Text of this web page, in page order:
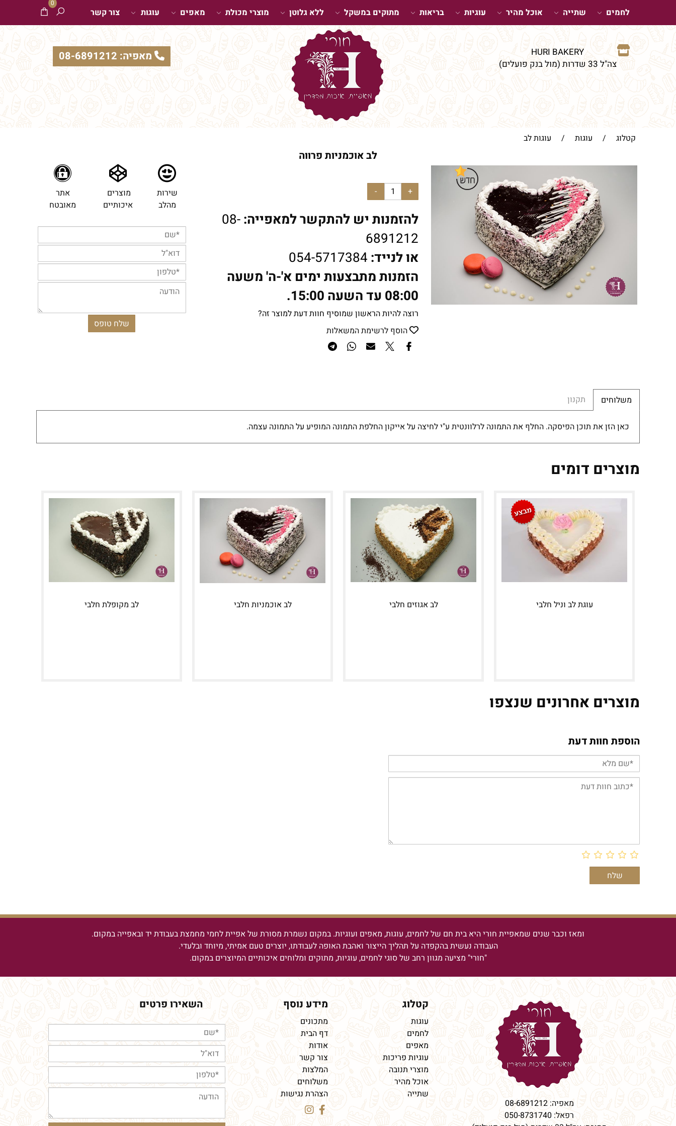
HURI BAKERY
צה"ל 33 שדרות (מול בנק פועלים)
מאפיה: 08-6891212
0
לחמים שתייה אוכל מהיר עוגיות בריאות מתוקים במשקל ללא גלוטן מוצרי מכולת מאפים עוגות צור קשר
קטלוג / עוגות / עוגות לב
לב אוכמניות פרווה
להזמנות יש להתקשר למאפייה:08-
6891212
או לנייד: 054-5717384
הזמנות מתבצעות ימים א'-ה' משעה
08:00 עד השעה 15:00.
רוצה להיות הראשון שמוסיף חוות דעת למוצר זה?
הוסף לרשימת המשאלות
שירות
מהלב
מוצרים
איכותיים
אתר
מאובטח
משלוחים תקנון
כאן הזן את תוכן הפיסקה. החלף את התמונה לרלוונטית ע"י לחיצה על אייקון החלפת התמונה המופיע על התמונה עצמה.
מוצרים דומים
עוגת לב וניל חלבי לב אגוזים חלבי לב אוכמניות חלבי לב מקופלת חלבי
מוצרים אחרונים שנצפו
הוספת חוות דעת
ומאז וכבר שנים שמאפיית חורי היא בית חם של לחמים, עוגות, מאפים ועוגיות. במקום נשמרת מסורת של אפיית לחמי מחמצת בעבודת יד ובאפייה במקום.
העבודה נעשית בהקפדה על תהליך הייצור ואהבת האופה לעבודתו, יוצרים טעם אמיתי, מיוחד ובלעדי.
"חורי" מציעה מגוון רחב של סוגי לחמים, עוגיות, מתוקים ומלוחים איכותיים המיוצרים במקום.
מאפיה:08-6891212
רפאל: 050-8731740
קטלוג
עוגות
לחמים
מאפים
עוגיות פריכות
מוצרי תנובה
אוכל מהיר
שתייה
מידע נוסף
מתכונים
דף הבית
אודות
צור קשר
המלצות
משלוחים
הצהרת נגישות
השאירו פרטים